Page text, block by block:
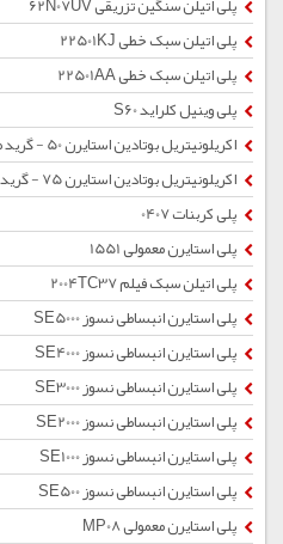
پلی اتیلن سبک خطی 22501KJ
پلی اتیلن سبک خطی 22501AA
پلی وینیل کلراید S60
اکریلونیتریل بوتادین استایرن 50 - گرید طبیعی
اکریلونیتریل بوتادین استایرن 75 - گرید طبیعی
پلی کربنات 0407
پلی استایرن معمولی 1551
پلی اتیلن سبک فیلم 2004TC37
پلی استایرن انبساطی نسوز SE5000
پلی استایرن انبساطی نسوز SE4000
پلی استایرن انبساطی نسوز SE3000
پلی استایرن انبساطی نسوز SE2000
پلی استایرن انبساطی نسوز SE1000
پلی استایرن انبساطی نسوز SE500
پلی استایرن معمولی MP08